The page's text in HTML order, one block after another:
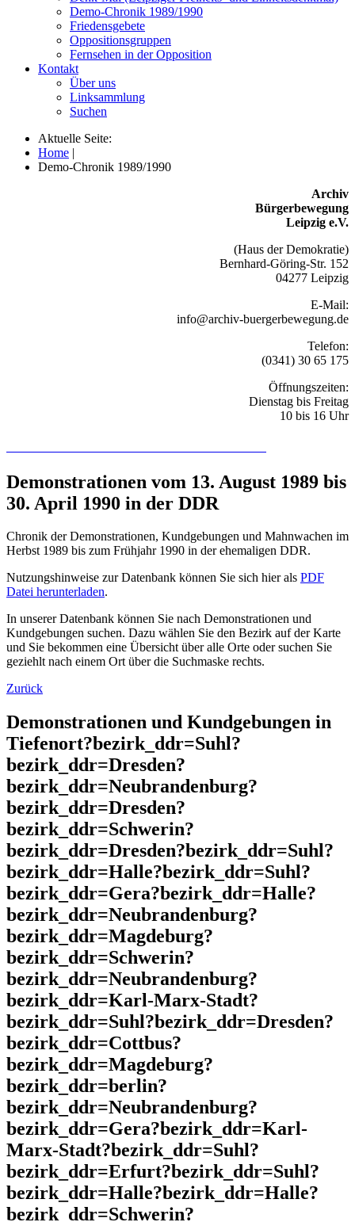
Demo-Chronik 1989/1990
Friedensgebete
Oppositionsgruppen
Fernsehen in der Opposition
Kontakt
Über uns
Linksammlung
Suchen
Aktuelle Seite:
Home |
Demo-Chronik 1989/1990
Archiv
Bürgerbewegung
Leipzig e.V.
(Haus der Demokratie)
Bernhard-Göring-Str. 152
04277 Leipzig
E-Mail:
info@archiv-buergerbewegung.de
Telefon:
(0341) 30 65 175
Öffnungszeiten:
Dienstag bis Freitag
10 bis 16 Uhr
Demonstrationen vom 13. August 1989 bis
30. April 1990 in der DDR
Chronik der Demonstrationen, Kundgebungen und Mahnwachen im
Herbst 1989 bis zum Frühjahr 1990 in der ehemaligen DDR.
Nutzungshinweise zur Datenbank können Sie sich hier als PDF
Datei herunterladen.
In unserer Datenbank können Sie nach Demonstrationen und
Kundgebungen suchen. Dazu wählen Sie den Bezirk auf der Karte
und Sie bekommen eine Übersicht über alle Orte oder suchen Sie
geziehlt nach einem Ort über die Suchmaske rechts.
Zurück
Demonstrationen und Kundgebungen in
Tiefenort?bezirk_ddr=Suhl?
bezirk_ddr=Dresden?
bezirk_ddr=Neubrandenburg?
bezirk_ddr=Dresden?
bezirk_ddr=Schwerin?
bezirk_ddr=Dresden?bezirk_ddr=Suhl?
bezirk_ddr=Halle?bezirk_ddr=Suhl?
bezirk_ddr=Gera?bezirk_ddr=Halle?
bezirk_ddr=Neubrandenburg?
bezirk_ddr=Magdeburg?
bezirk_ddr=Schwerin?
bezirk_ddr=Neubrandenburg?
bezirk_ddr=Karl-Marx-Stadt?
bezirk_ddr=Suhl?bezirk_ddr=Dresden?
bezirk_ddr=Cottbus?
bezirk_ddr=Magdeburg?
bezirk_ddr=berlin?
bezirk_ddr=Neubrandenburg?
bezirk_ddr=Gera?bezirk_ddr=Karl-
Marx-Stadt?bezirk_ddr=Suhl?
bezirk_ddr=Erfurt?bezirk_ddr=Suhl?
bezirk_ddr=Halle?bezirk_ddr=Halle?
bezirk_ddr=Schwerin?